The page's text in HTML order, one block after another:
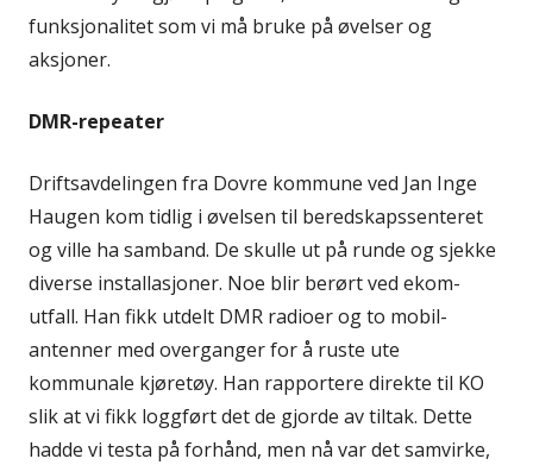
funksjonalitet som vi må bruke på øvelser og
aksjoner.
DMR-repeater
Driftsavdelingen fra Dovre kommune ved Jan Inge
Haugen kom tidlig i øvelsen til beredskapssenteret
og ville ha samband. De skulle ut på runde og sjekke
diverse installasjoner. Noe blir berørt ved ekom-
utfall. Han fikk utdelt DMR radioer og to mobil-
antenner med overganger for å ruste ute
kommunale kjøretøy. Han rapportere direkte til KO
slik at vi fikk loggført det de gjorde av tiltak. Dette
hadde vi testa på forhånd, men nå var det samvirke,